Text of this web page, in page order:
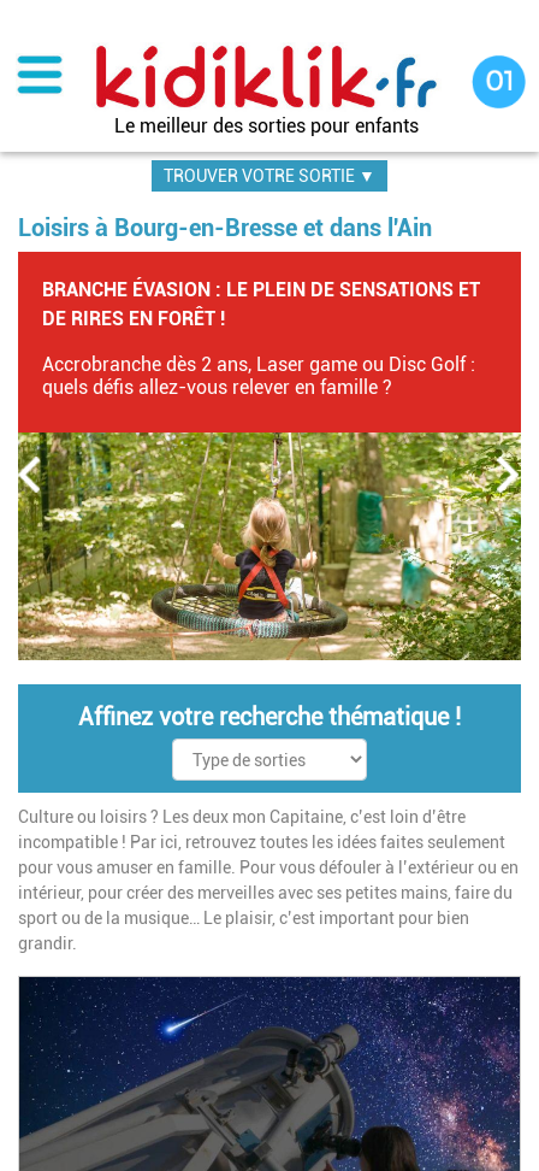
contenu
principal
Le meilleur des sorties pour enfants
TROUVER VOTRE SORTIE ▼
Loisirs à Bourg-en-Bresse et dans l'Ain
BRANCHE ÉVASION : LE PLEIN DE SENSATIONS ET
DE RIRES EN FORÊT !
Accrobranche dès 2 ans, Laser game ou Disc Golf :
quels défis allez-vous relever en famille ?
Affinez votre recherche thématique !
Culture ou loisirs ? Les deux mon Capitaine, c’est loin d’être
incompatible ! Par ici, retrouvez toutes les idées faites seulement
pour vous amuser en famille. Pour vous défouler à l’extérieur ou en
intérieur, pour créer des merveilles avec ses petites mains, faire du
sport ou de la musique… Le plaisir, c’est important pour bien
grandir.